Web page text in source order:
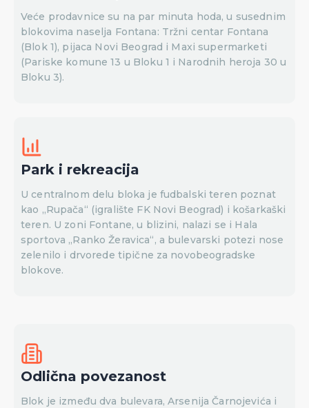
Veće prodavnice su na par minuta hoda, u susednim
blokovima naselja Fontana: Tržni centar Fontana
(Blok 1), pijaca Novi Beograd i Maxi supermarketi
(Pariske komune 13 u Bloku 1 i Narodnih heroja 30 u
Bloku 3).
Park i rekreacija
U centralnom delu bloka je fudbalski teren poznat
kao „Rupača“ (igralište FK Novi Beograd) i košarkaški
teren. U zoni Fontane, u blizini, nalazi se i Hala
sportova „Ranko Žeravica“, a bulevarski potezi nose
zelenilo i drvorede tipične za novobeogradske
blokove.
Odlična povezanost
Blok je između dva bulevara, Arsenija Čarnojevića i